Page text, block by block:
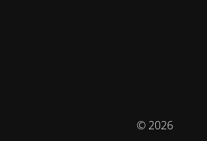
© 2026